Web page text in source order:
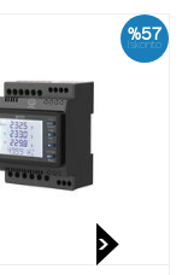
%57
İskonto